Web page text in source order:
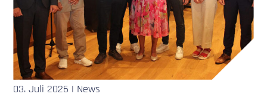
03. Juli 2026 | News